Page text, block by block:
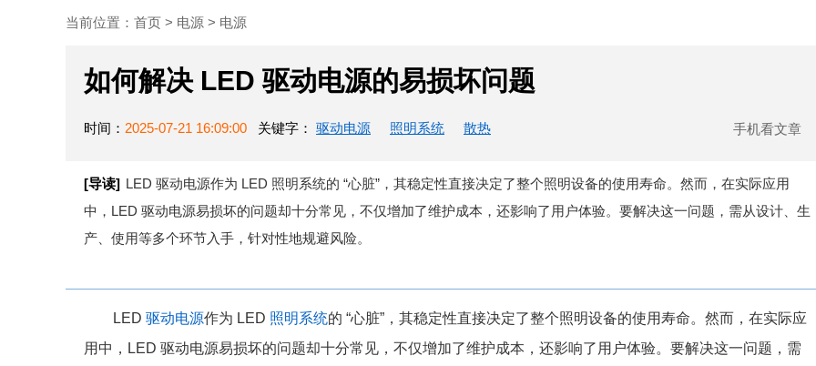
当前位置： 首页 > 电源 > 电源
如何解决 LED 驱动电源的易损坏问题
时间： 2025-07-21 16:09:00 关键字： 驱动电源 照明系统 散热 手机看文章
[导读] LED 驱动电源作为 LED 照明系统的 “心脏”，其稳定性直接决定了整个照明设备的使用寿命。然而，在实际应用
中，LED 驱动电源易损坏的问题却十分常见，不仅增加了维护成本，还影响了用户体验。要解决这一问题，需从设计、生
产、使用等多个环节入手，针对性地规避风险。
LED 驱动电源作为 LED 照明系统的 “心脏”，其稳定性直接决定了整个照明设备的使用寿命。然而，在实际应
用中，LED 驱动电源易损坏的问题却十分常见，不仅增加了维护成本，还影响了用户体验。要解决这一问题，需